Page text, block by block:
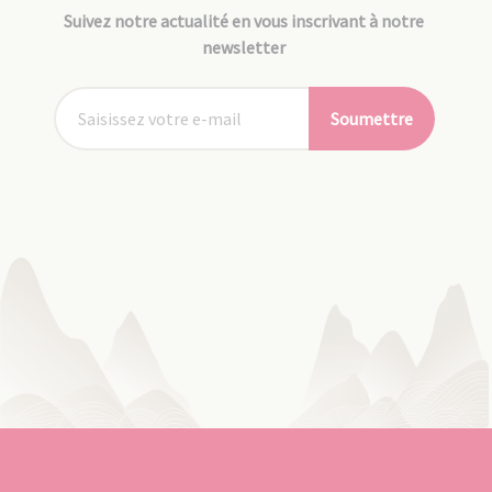
Suivez notre actualité en vous inscrivant à notre
newsletter
Soumettre